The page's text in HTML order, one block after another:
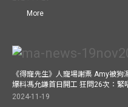
More
《得寵先生》人寵場謝票 Amy被狗
爆料馮允謙首日開工 狂問26次：緊
2024-11-19